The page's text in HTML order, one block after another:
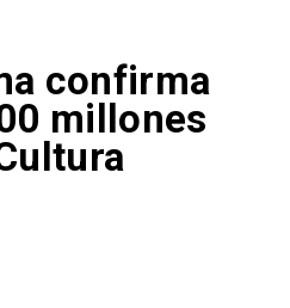
confirma
millones